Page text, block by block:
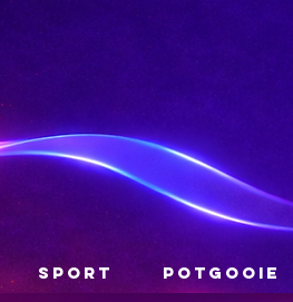
SPORT POTGOOIE